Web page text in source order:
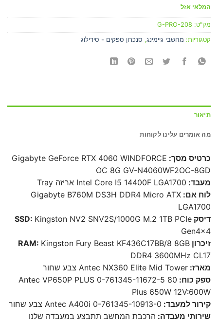
המלאי אזל
מק"ט: G-PRO-208
קטגוריות: מחשבי גיימינג, סנכרון ספקים - סידילוג
תיאור
מה אומרים עלינו לקוחות
כרטיס מסך: Gigabyte GeForce RTX 4060 WINDFORCE
OC 8G GV-N4060WF2OC-8GD
מעבד: Intel Core I5 14400F LGA1700 אריזה Tray
לוח אם: Gigabyte B760M DS3H DDR4 Micro ATX
LGA1700
דיסק SSD: Kingston NV2 SNV2S/1000G M.2 1TB PCIe
Gen4x4
זיכרון RAM: Kingston Fury Beast KF436C17BB/8 8GB
DDR4 3600MHz CL17
מארז: Antec NX360 Elite Mid Tower צבע שחור
ספק כוח: Antec VP650P PLUS 0-761345-11672-5 80
Plus 650W 12V:600W
קירור למעבד: Antec A400i 0-761345-10913-0 צבע שחור
שירותי מעבדה: הרכבת המחשב תתבצע במעבדה שלנו